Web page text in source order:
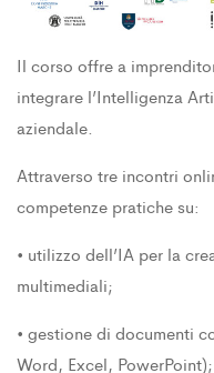
Il corso offre a
integrare l’Intelligenza
aziendale.
Attraverso tre incontri
competenze pratiche su:
• utilizzo dell’IA per la
multimediali;
• gestione di documenti
Word, Excel, PowerPoint);